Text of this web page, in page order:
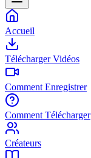
Accueil
Télécharger Vidéos
Comment Enregistrer
Comment Télécharger
Créateurs